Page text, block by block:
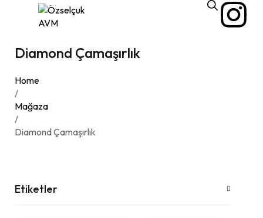
Diamond Çamaşırlık
Home
/
Mağaza
/
Diamond Çamaşırlık
Etiketler